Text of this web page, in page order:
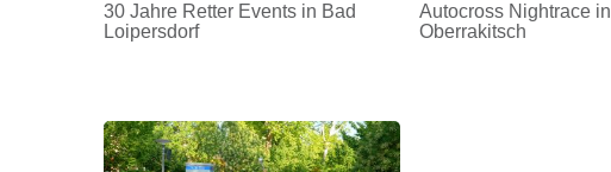
30 Jahre Retter Events in Bad
Loipersdorf
Autocross Nightrace in
Oberrakitsch